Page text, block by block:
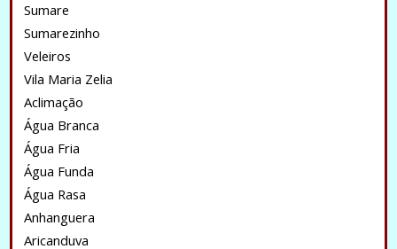
Sumare
Sumarezinho
Veleiros
Vila Maria Zelia
Aclimação
Água Branca
Água Fria
Água Funda
Água Rasa
Anhanguera
Aricanduva